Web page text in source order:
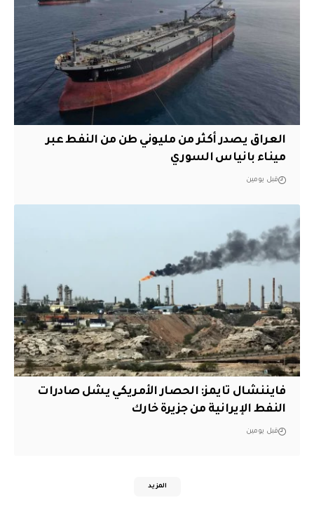
العراق يصدر أكثر من مليوني طن من النفط عبر
ميناء بانياس السوري
قبل يومين
فايننشال تايمز: الحصار الأمريكي يشل صادرات
النفط الإيرانية من جزيرة خارك
قبل يومين
المزيد